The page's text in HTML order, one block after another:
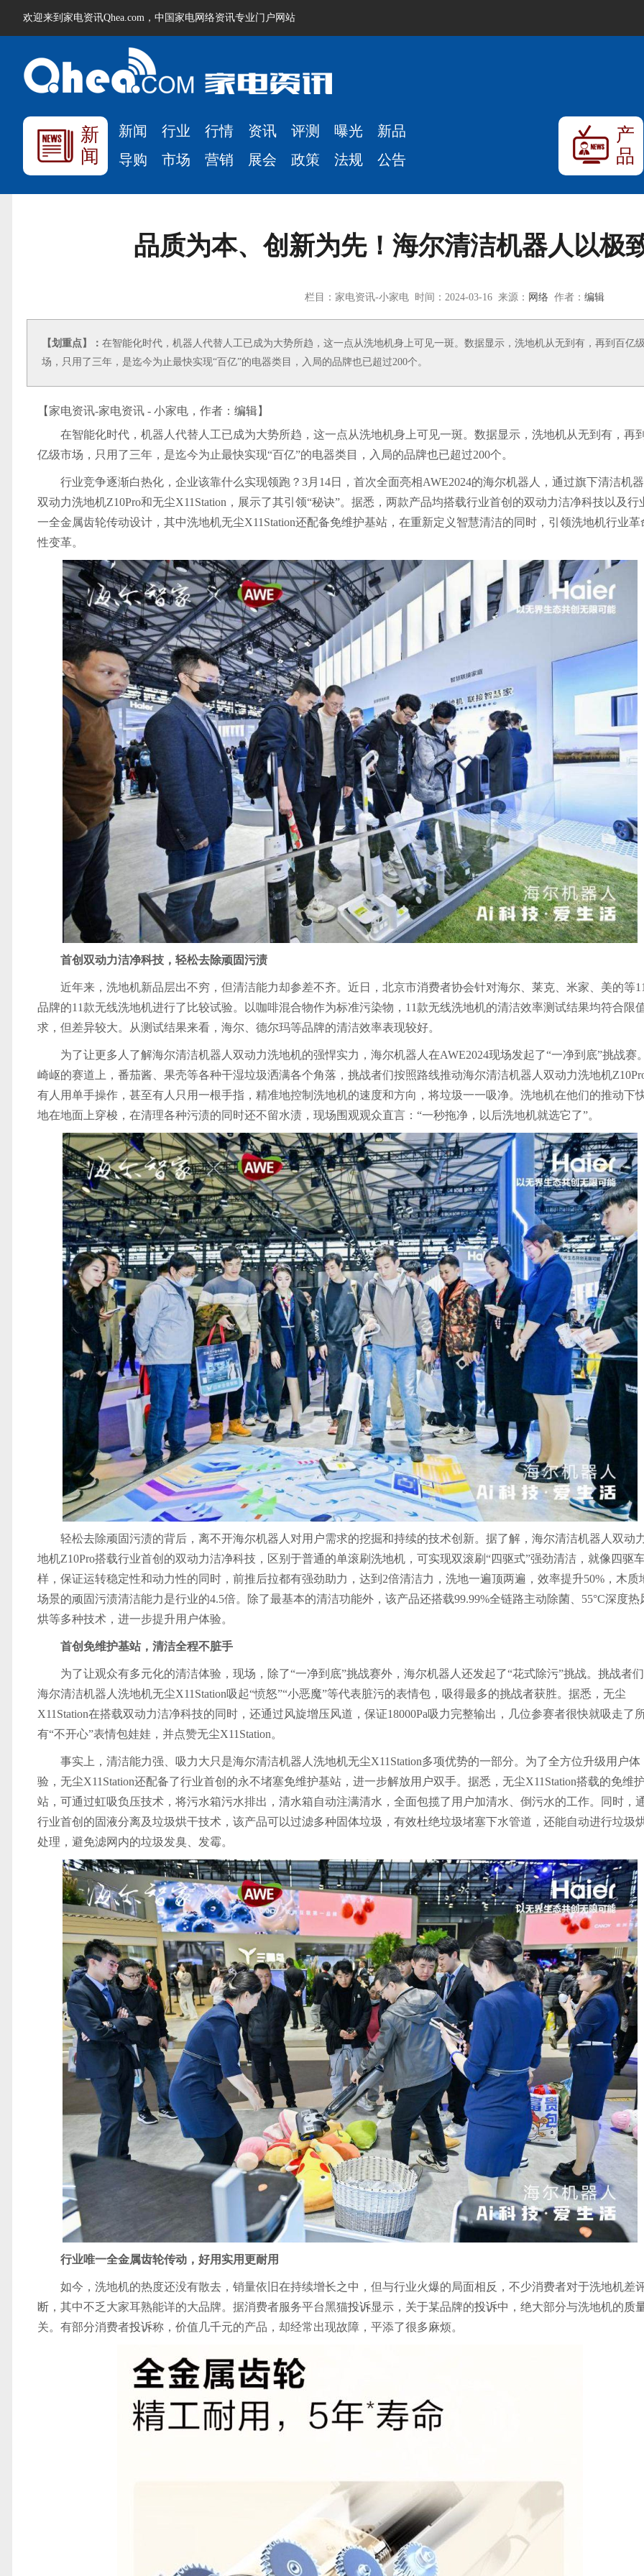
欢迎来到家电资讯Qhea.com，中国家电网络资讯专业门户网站
新
闻
新闻 行业 行情 资讯 评测 曝光
新品
导购
市场 营销 展会 政策 法规 公告
产
品
品质为本、创新为先！海尔清洁机器人以极
栏目：家电资讯-小家电 时间：2024-03-16 来源： 网络作者： 编辑
【划重点】： 在智能化时代，机器人代替人工已成为大势所趋，这一点从洗地机身上可见一斑。数据显示，洗地机从无到有，再到百亿
场，只用了三年，是迄今为止最快实现“百亿”的电器类目，入局的品牌也已超过200个。
【家电资讯-家电资讯 - 小家电，作者： 编辑】
在智能化时代，机器人代替人工已成为大势所趋，这一点从洗地机身上可见一斑。数据显示，洗地机从无到有，再
亿级市场，只用了三年，是迄今为止最快实现“百亿”的电器类目，入局的品牌也已超过200个。
行业竞争逐渐白热化，企业该靠什么实现领跑？3月14日，首次全面亮相AWE2024的海尔机器人，通过旗下清洁机器
双动力洗地机Z10Pro和无尘X11Station，展示了其引领“秘诀”。据悉，两款产品均搭载行业首创的双动力洁净科技以及行
一全金属齿轮传动设计，其中洗地机无尘X11Station还配备免维护基站，在重新定义智慧清洁的同时，引领洗地机行业革
性变革。
首创双动力洁净科技，轻松去除顽固污渍
近年来，洗地机新品层出不穷，但清洁能力却参差不齐。近日，北京市消费者协会针对海尔、莱克、米家、美的等
品牌的11款无线洗地机进行了比较试验。以咖啡混合物作为标准污染物，11款无线洗地机的清洁效率测试结果均符合限
求，但差异较大。从测试结果来看，海尔、德尔玛等品牌的清洁效率表现较好。
为了让更多人了解海尔清洁机器人双动力洗地机的强悍实力，海尔机器人在AWE2024现场发起了“一净到底”挑战赛
崎岖的赛道上，番茄酱、果壳等各种干湿垃圾洒满各个角落，挑战者们按照路线推动海尔清洁机器人双动力洗地机
有人用单手操作，甚至有人只用一根手指，精准地控制洗地机的速度和方向，将垃圾一一吸净。洗地机在他们的推动下
地在地面上穿梭，在清理各种污渍的同时还不留水渍，现场围观观众直言：“一秒拖净，以后洗地机就选它了”。
轻松去除顽固污渍的背后，离不开海尔机器人对用户需求的挖掘和持续的技术创新。据了解，海尔清洁机器人双动
地机Z10Pro搭载行业首创的双动力洁净科技，区别于普通的单滚刷洗地机，可实现双滚刷“四驱式”强劲清洁，就像四驱
样，保证运转稳定性和动力性的同时，前推后拉都有强劲助力，达到2倍清洁力，洗地一遍顶两遍，效率提升50%，木质
场景的顽固污渍清洁能力是行业的4.5倍。除了最基本的清洁功能外，该产品还搭载99.99%全链路主动除菌、55°C深度热
烘等多种技术，进一步提升用户体验。
首创免维护基站，清洁全程不脏手
为了让观众有多元化的清洁体验，现场，除了“一净到底”挑战赛外，海尔机器人还发起了“花式除污”挑战。挑战者
海尔清洁机器人洗地机无尘X11Station吸起“愤怒”“小恶魔”等代表脏污的表情包，吸得最多的挑战者获胜。据悉，无尘
X11Station在搭载双动力洁净科技的同时，还通过风旋增压风道，保证18000Pa吸力完整输出，几位参赛者很快就吸走了
有“不开心”表情包娃娃，并点赞无尘X11Station。
事实上，清洁能力强、吸力大只是海尔清洁机器人洗地机无尘X11Station多项优势的一部分。为了全方位升级用户体
验，无尘X11Station还配备了行业首创的永不堵塞免维护基站，进一步解放用户双手。据悉，无尘X11Station搭载的免维
站，可通过虹吸负压技术，将污水箱污水排出，清水箱自动注满清水，全面包揽了用户加清水、倒污水的工作。同时，
行业首创的固液分离及垃圾烘干技术，该产品可以过滤多种固体垃圾，有效杜绝垃圾堵塞下水管道，还能自动进行垃圾
处理，避免滤网内的垃圾发臭、发霉。
行业唯一全金属齿轮传动，好用实用更耐用
如今，洗地机的热度还没有散去，销量依旧在持续增长之中，但与行业火爆的局面相反，不少消费者对于洗地机差
断，其中不乏大家耳熟能详的大品牌。据消费者服务平台黑猫投诉显示，关于某品牌的投诉中，绝大部分与洗地机的质
关。有部分消费者投诉称，价值几千元的产品，却经常出现故障，平添了很多麻烦。